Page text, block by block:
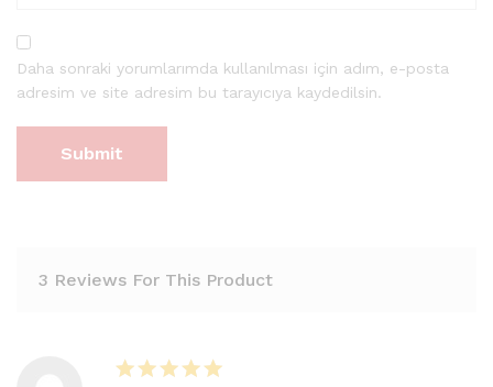
Daha sonraki yorumlarımda kullanılması için adım, e-posta
adresim ve site adresim bu tarayıcıya kaydedilsin.
3 Reviews For This Product